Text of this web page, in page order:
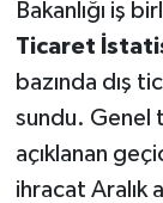
Bakanlığı iş
Ticaret
bazında dış
sundu. Genel
açıklanan
ihracat Aralık